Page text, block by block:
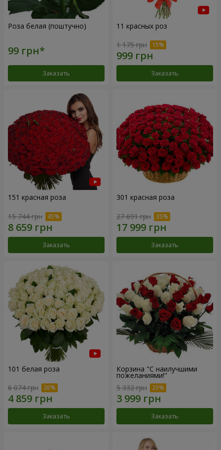
Роза белая (поштучно)
Заказать
11 красных роз
1 175 грн
Заказать
151 красная роза
15 744 грн
Заказать
301 красная роза
27 691 грн
Заказать
101 белая роза
6 074 грн
Заказать
Корзина "С наилучшими
пожеланиями!"
5 332 грн
Заказать